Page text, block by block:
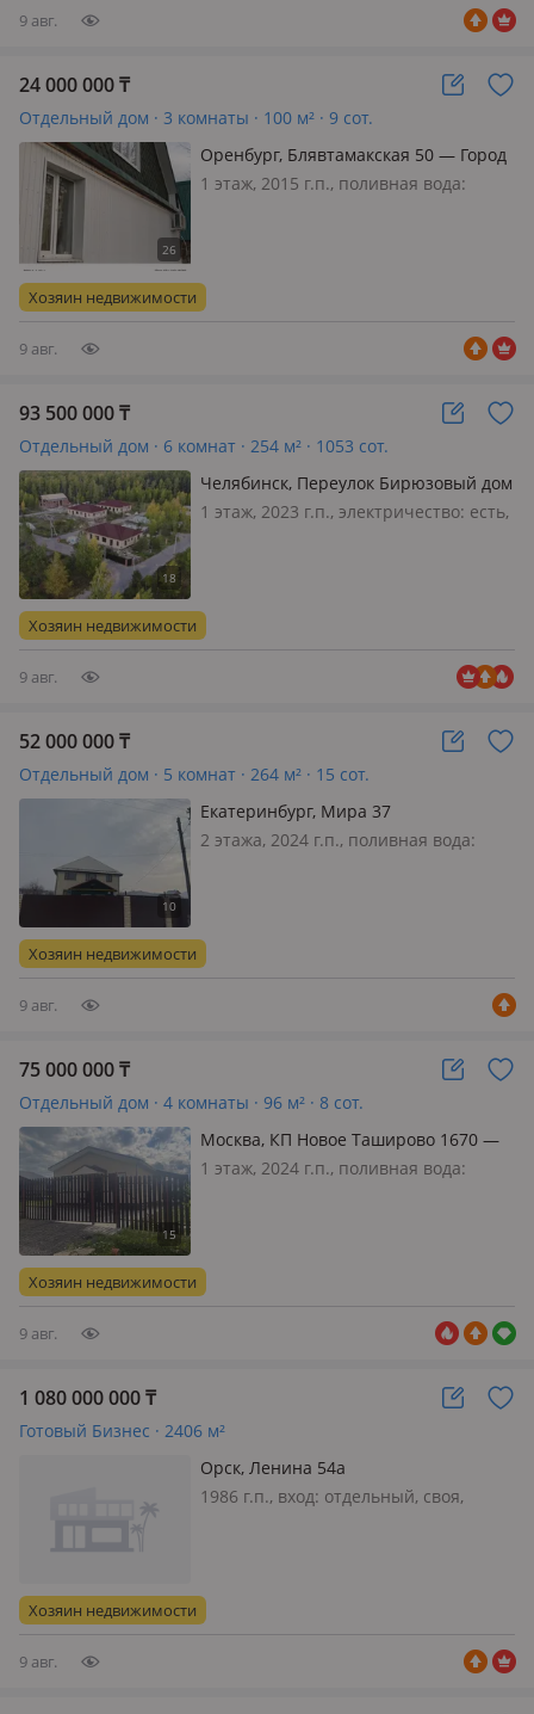
9 авг.
24 000 000₸
Отдельный дом · 3 комнаты · 100 м² · 9 сот.
Оренбург, Блявтамакская 50 — Город
Медногорск
1 этаж, 2015 г.п., поливная вода:
Продам или обменяю на
недвижимость или иные активы, аато
Хозяин недвижимости
9 авг.
93 500 000₸
Отдельный дом · 6 комнат · 254 м² · 1053 сот.
Челябинск, Переулок Бирюзовый дом
5 — Кременкульское поселение
1 этаж, 2023 г.п., электричество: есть,
инфраструктура, до города 10 км,
асфальт, рядом детский сад, школа
Хозяин недвижимости
9 авг.
52 000 000₸
Отдельный дом · 5 комнат · 264 м² · 15 сот.
Екатеринбург, Мира 37
2 этажа, 2024 г.п., поливная вода:
этажа + технический этаж под всем
домом, высота тех этажа 1.8…
Хозяин недвижимости
9 авг.
75 000 000₸
Отдельный дом · 4 комнаты · 96 м² · 8 сот.
Москва, КП Новое Таширово 1670 —
Наро-Фоминский рн.
1 этаж, 2024 г.п., поливная вода:
совмещена с кухонной зоной имеется
электро отопление, канализ…
Хозяин недвижимости
9 авг.
1 080 000 000₸
Готовый Бизнес · 2406 м²
Орск, Ленина 54а
1986 г.п., вход: отдельный, своя,
кадастровым номером 56:43:0201011:
778. Земля в собственности S-5.387
Хозяин недвижимости
9 авг.